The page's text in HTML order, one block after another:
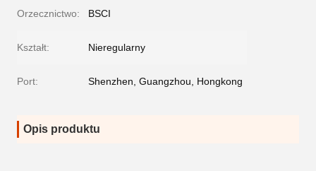
Orzecznictwo: BSCI
Kształt: Nieregularny
Port: Shenzhen, Guangzhou, Hongkong
Opis produktu